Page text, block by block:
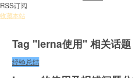
RSS订阅
收藏本站
Tag "lerna使用" 相关话题
经验总结